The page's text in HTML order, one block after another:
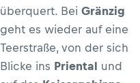
überquert. Bei Gränzig
geht es wieder auf eine
Teerstraße, von der sich
Blicke ins Priental und